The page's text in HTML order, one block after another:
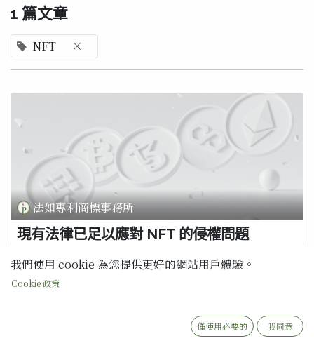
1 篇文章
NFT ×
法如專利商標事務所
現有法律已足以應對 NFT 的侵權問題
(NFT) 引發的智慧財產權 (IP) 法律和政策問題進行了聯合研究。 美國
專利商標局 (USPTO) 與美國著作權局 (USCO) 發布了針對非同質化
代幣 (NFT) 的智慧財產權 (IP) 法律和政策影響的聯合研究結果。該研
我們使用 cookie 為您提供更好的網站用戶體驗。
Cookie 政策
僅使用必要的 我同意